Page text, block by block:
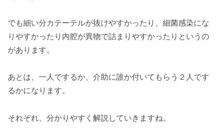
でも細い分カテーテルが抜けやすかったり、細菌感染にな
りやすかったり内腔が異物で詰まりやすかったりというの
があります。
あとは、一人でするか、介助に誰か付いてもらう２人です
るかになります。
それぞれ、分かりやすく解説していきますね。